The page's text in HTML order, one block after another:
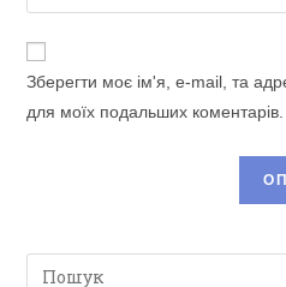
щоб
прокоментувати
прокоментувати
URL-
адресу
Зберегти моє ім'я, e-mail, та
для моїх подальших коментарів.